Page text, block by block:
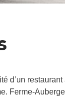
d’un
Ferme-